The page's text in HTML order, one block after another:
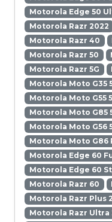
Motorola Edge 50
Motorola Razr 2022
Motorola Razr 40
Motorola Razr 50
Motorola Razr 5G
Motorola Moto G35
Motorola Moto G55
Motorola Moto G85
Motorola Moto G56
Motorola Moto G86
Motorola Edge 60
Motorola Edge 60
Motorola Razr 60
Motorola Razr Plus
Motorola Razr Ultra